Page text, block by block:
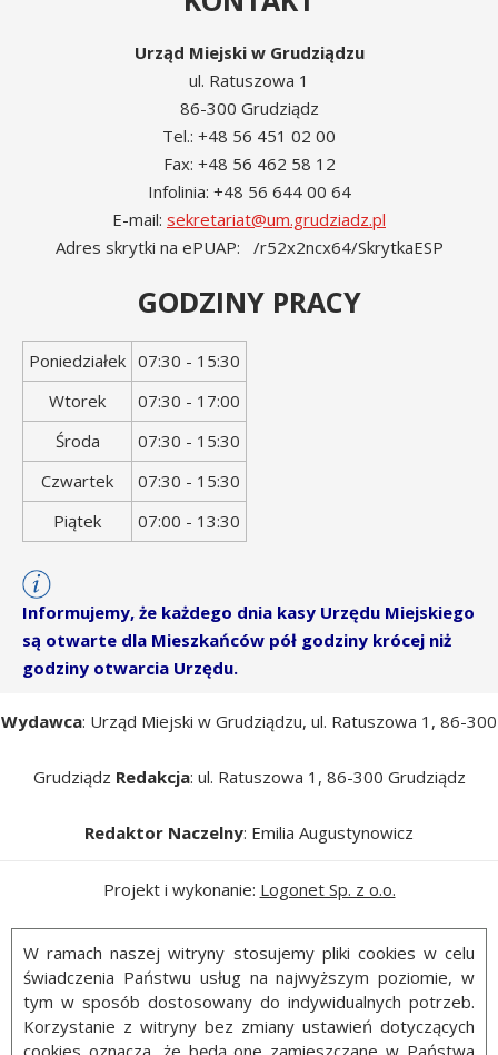
Urząd Miejski w Grudziądzu
ul. Ratuszowa 1
86-300 Grudziądz
Tel.: +48 56 451 02 00
Fax: +48 56 462 58 12
Infolinia: +48 56 644 00 64
E-mail: sekretariat@um.grudziadz.pl
Adres skrytki na ePUAP: /r52x2ncx64/SkrytkaESP
GODZINY PRACY
Dzień
tygodnia
Godziny
otwarcia
Poniedziałek 07:30 - 15:30
Wtorek
07:30 - 17:00
Środa
07:30 - 15:30
Czwartek
07:30 - 15:30
Piątek
07:00 - 13:30
Informujemy, że każdego dnia kasy Urzędu Miejskiego
są otwarte dla Mieszkańców pół godziny krócej niż
godziny otwarcia Urzędu.
Wydawca: Urząd Miejski w Grudziądzu, ul. Ratuszowa 1, 86-300
Grudziądz Redakcja: ul. Ratuszowa 1, 86-300 Grudziądz
Redaktor Naczelny: Emilia Augustynowicz
Projekt i wykonanie: Logonet Sp. z o.o.
W ramach naszej witryny stosujemy pliki cookies w celu
świadczenia Państwu usług na najwyższym poziomie, w
tym w sposób dostosowany do indywidualnych potrzeb.
Korzystanie z witryny bez zmiany ustawień dotyczących
cookies oznacza, że będą one zamieszczane w Państwa